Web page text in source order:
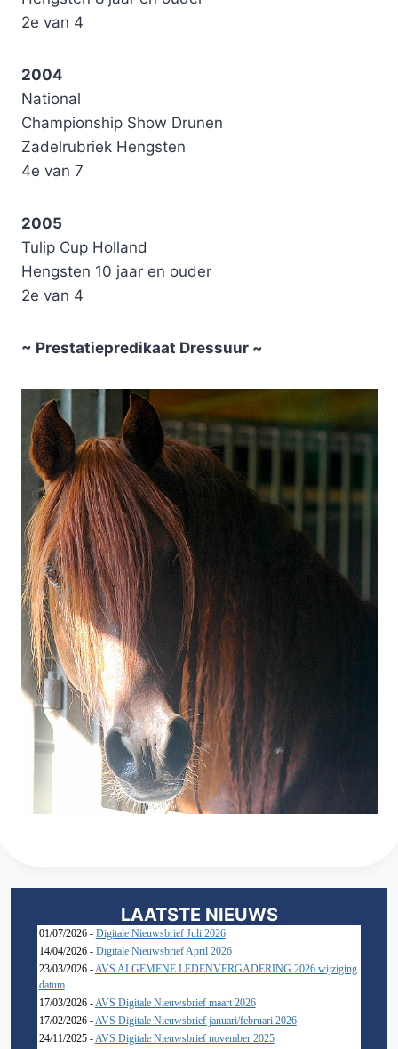
2e van 4
2004
National
Championship Show Drunen
Zadelrubriek Hengsten
4e van 7
2005
Tulip Cup Holland
Hengsten 10 jaar en ouder
2e van 4
~ Prestatiepredikaat Dressuur ~
LAATSTE NIEUWS
01/07/2026 - Digitale Nieuwsbrief Juli 2026
14/04/2026 - Digitale Nieuwsbrief April 2026
23/03/2026 -AVS ALGEMENE LEDENVERGADERING 2026 wijziging
datum
17/03/2026 -AVS Digitale Nieuwsbrief maart 2026
17/02/2026 -AVS Digitale Nieuwsbrief januari/februari 2026
24/11/2025 -AVS Digitale Nieuwsbrief november 2025